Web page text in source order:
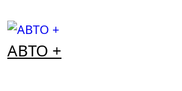
содержимому
АВТО +